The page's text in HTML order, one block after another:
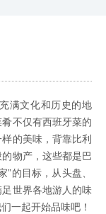
满文化和历史的地
不仅有西班牙菜的
的美味，背靠比利
物产，这些都是巴
的目标，从头盘、
世界各地游人的味
一起开始品味吧！